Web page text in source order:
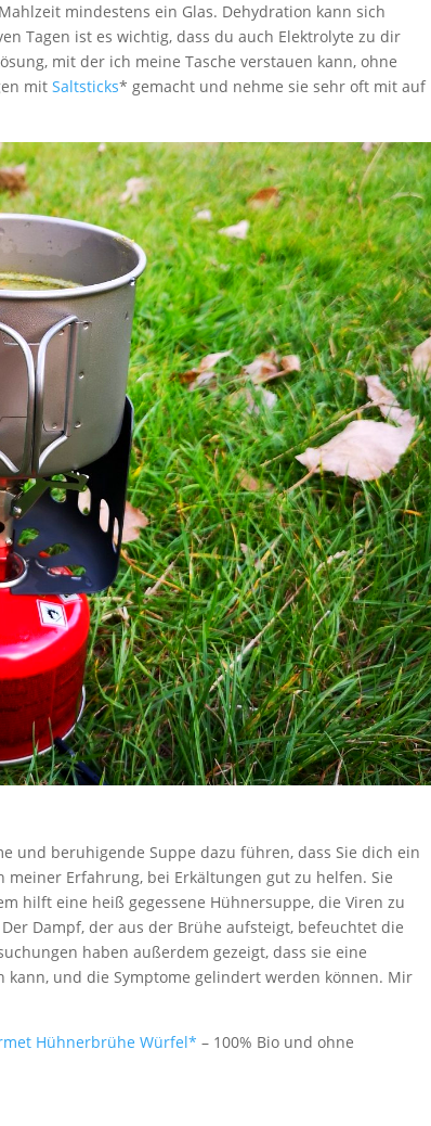
mindestens ein Glas. Dehydration kann sich
Tagen ist es wichtig, dass du auch Elektrolyte zu dir
mit der ich meine Tasche verstauen kann, ohne
mitSaltsticks* gemacht und nehme sie sehr oft mit auf
und beruhigende Suppe dazu führen, dass Sie dich ein
Erfahrung, bei Erkältungen gut zu helfen. Sie
hilft eine heiß gegessene Hühnersuppe, die Viren zu
Dampf, der aus der Brühe aufsteigt, befeuchtet die
haben außerdem gezeigt, dass sie eine
und die Symptome gelindert werden können. Mir
Hühnerbrühe Würfel* – 100% Bio und ohne